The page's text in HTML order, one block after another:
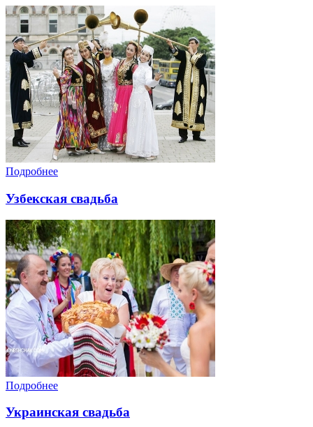
Подробнее
Узбекская свадьба
Подробнее
Украинская свадьба